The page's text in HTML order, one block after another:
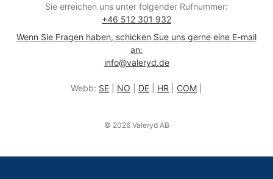
Sie erreichen uns unter folgender Rufnummer:
+46 512 301 932
Wenn Sie Fragen haben, schicken Sue uns gerne eine E-mail
an:
info@valeryd.de
Webb: SE NO DE HR COM
© 2026 Valeryd AB